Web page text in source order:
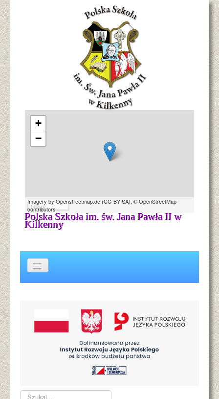
+
−
500 m
Imagery by Openstreetmap.de (CC-BY-SA), © OpenStreetMap
contributors
Polska Szkoła im. św. Jana Pawła II w
Kilkenny
Kontakt
O nas
O naszym patronie
Szukaj...